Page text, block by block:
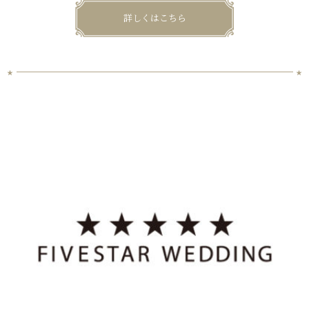
詳しくはこちら